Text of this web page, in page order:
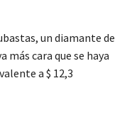
un diamante de
más cara que se haya
a $ 12,3